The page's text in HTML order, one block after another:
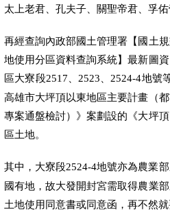
太上老君、孔夫子、關聖帝君、孚佑
再經查詢內政部國土管理署【國土
地使用分區資料查詢系統】最新圖
區大寮段2517 2523 2524-4地號
高雄市大坪頂以東地區主要計畫（
專案通盤檢討）》案劃設的《大坪
區土地。
其中，大寮段2524-4地號亦為農業
國有地，故大發開封宮需取得農業
土地使用同意書或同意函，再不然就